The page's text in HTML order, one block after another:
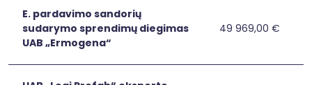
įmonėje
MB
„Gilus
kadras“
E.
pardavimo
sandorių
sudarymo
E. pardavimo sandorių
sudarymo sprendimų diegimas
UAB „Ermogena“
E. pardavimo
49 969,00 €